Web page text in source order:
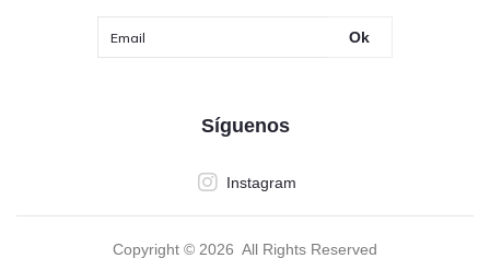
Ok
Síguenos
Instagram
Copyright © 2026 All Rights Reserved